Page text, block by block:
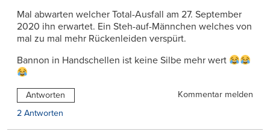
Mal abwarten welcher Total-Ausfall am 27. September
2020 ihn erwartet. Ein Steh-auf-Männchen welches von
mal zu mal mehr Rückenleiden verspürt.
Bannon in Handschellen ist keine Silbe mehr wert
Antworten
Kommentar melden
2 Antworten